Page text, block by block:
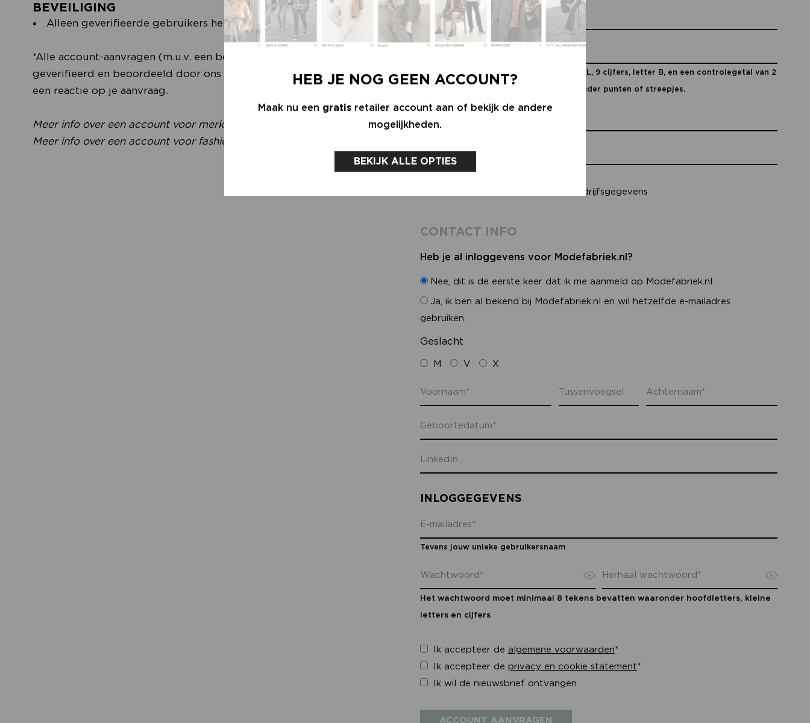
HEB JE NOG GEEN ACCOUNT?
Maak nu een gratisretailer account aan of bekijk de andere
mogelijkheden.
BEKIJK ALLE OPTIES
BEVEILIGING
Alleen geverifieerde gebruikers hebben toegang tot jouw pagina
*Alle account-aanvragen (m.u.v. een bezoekersaccount) worden eerst
geverifieerd en beoordeeld door ons team. Je krijgt binnen 48 uur
een reactie op je aanvraag.
Meer info over een account voor merken vind je
Meer info over een account voor fashion solutions vind je
Een btw-nummer bestaat uit: landcode NL, 9 cijfers, letter B, en een controlegetal van 2
cijfers. Let op: alle tekens aan elkaar, zonder punten of streepjes.
Factuur gegevens anders dan bedrijfsgegevens
CONTACT INFO
Heb je al inloggevens voor Modefabriek.nl?
Nee, dit is de eerste keer dat ik me aanmeld op Modefabriek.nl.
Ja, ik ben al bekend bij Modefabriek.nl en wil hetzelfde e-mailadres
gebruiken.
Geslacht
M V X
INLOGGEGEVENS
Tevens jouw unieke gebruikersnaam
Het wachtwoord moet minimaal 8 tekens bevatten waaronder hoofdletters, kleine
letters en cijfers
Ik accepteer de algemene voorwaarden*
Ik accepteer de privacy en cookie statement*
Ik wil de nieuwsbrief ontvangen
ACCOUNT AANVRAGEN